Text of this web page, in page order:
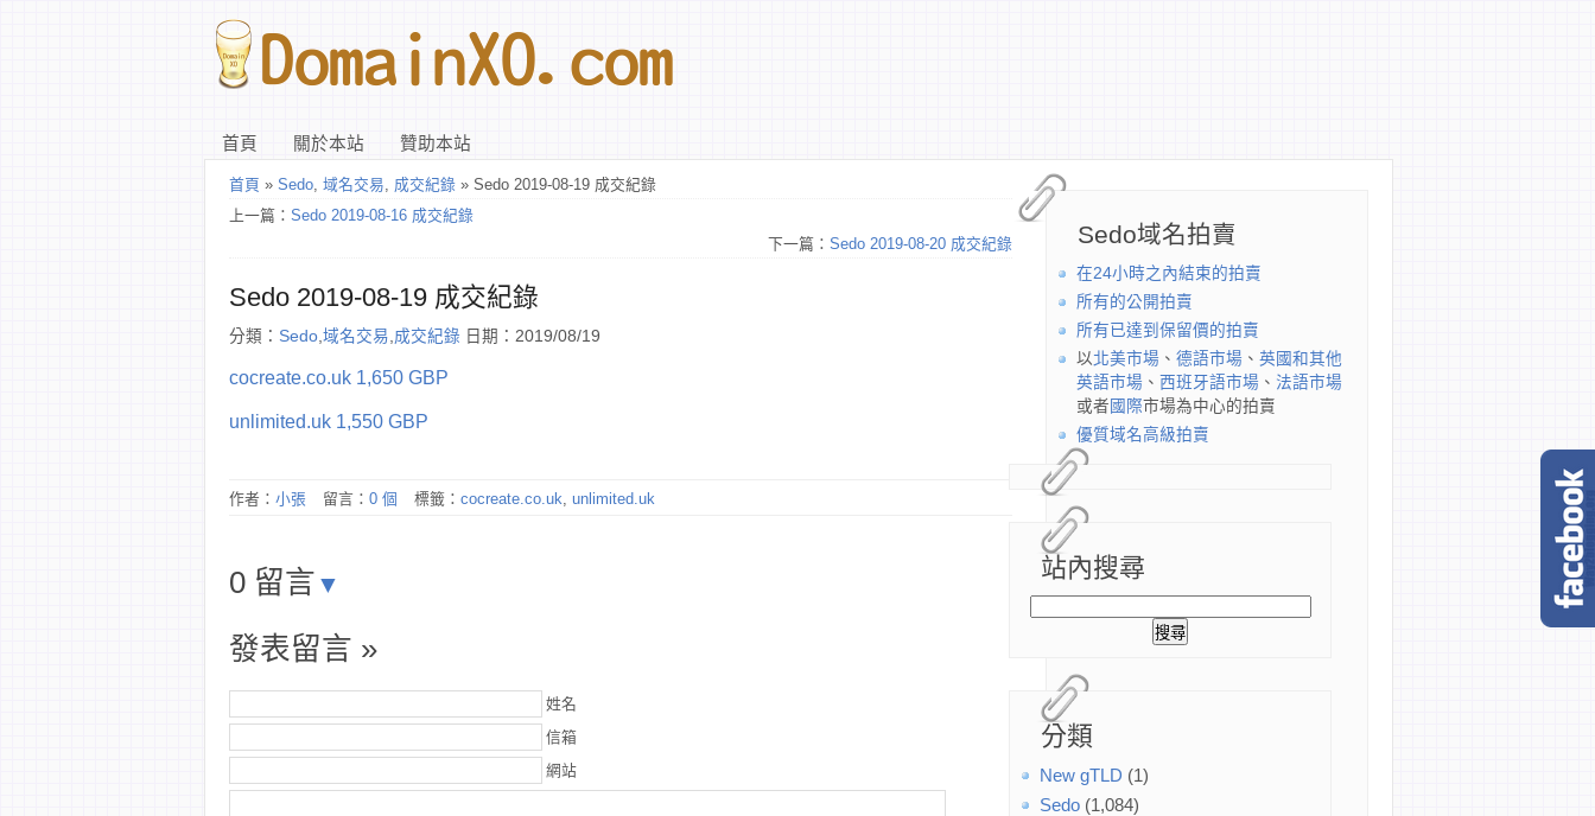
首頁 關於本站 贊助本站
Sedo域名拍賣
在24小時之內結束的拍賣
所有的公開拍賣
所有已達到保留價的拍賣
以北美市場 、 德語市場 、 英國和其他
英語市場 、 西班牙語市場 、 法語市場
或者 國際市場為中心的拍賣
優質域名高級拍賣
站內搜尋
分類
New gTLD (1)
Sedo (1,084)
首頁 » Sedo, 域名交易, 成交紀錄 » Sedo 2019-08-19 成交紀錄
上一篇： Sedo 2019-08-16 成交紀錄
下一篇： Sedo 2019-08-20 成交紀錄
Sedo 2019-08-19 成交紀錄
分類： Sedo,域名交易,成交紀錄 日期：2019/08/19
cocreate.co.uk 1,650 GBP
unlimited.uk 1,550 GBP
作者： 小張 留言： 0 個 標籤： cocreate.co.uk, unlimited.uk
0 留言 ▼
發表留言 »
姓名
信箱
網站